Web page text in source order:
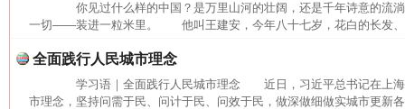
你见过什么样的中国？是万里山河的壮阔，还是千年诗意的
一切——装进一粒米里。 他叫王建安，今年八十七岁，花白的长发、
全面践行人民城市理念
学习语｜全面践行人民城市理念 近日，习近平总书记在上海
市理念，坚持问需于民、问计于民、问效于民，做深做细做实城市更新